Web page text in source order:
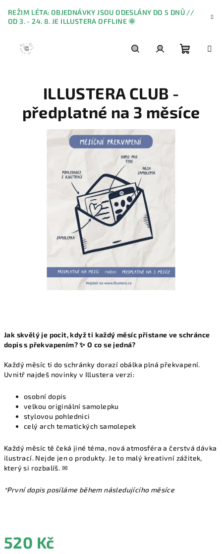
obsah
REŽIM LÉTA: OBJEDNÁVKY JSOU ODESLÁNY DO 5 DNŮ //
OD 3. - 24. 8. JE ILLUSTERA OFFLINE 🌞
Jak skvělý je pocit, když ti každý měsíc přistane ve schránce
dopis s překvapením? ✨ O co se jedná?
Každý měsíc ti do schránky dorazí obálka plná překvapení.
Uvnitř najdeš novinky v Illustera verzi:
osobní dopis
velkou originální samolepku
stylovou pohlednici
celý arch tematických samolepek
Každý měsíc tě čeká jiné téma, nová atmosféra a čerstvá dávka
ilustrací. Nejde jen o produkty. Je to malý kreativní zážitek,
který si rozbalíš. ✉
*První dopis posíláme během následujícího měsíce
520 Kč
ILLUSTERA CLUB -
předplatné na 3 měsíce